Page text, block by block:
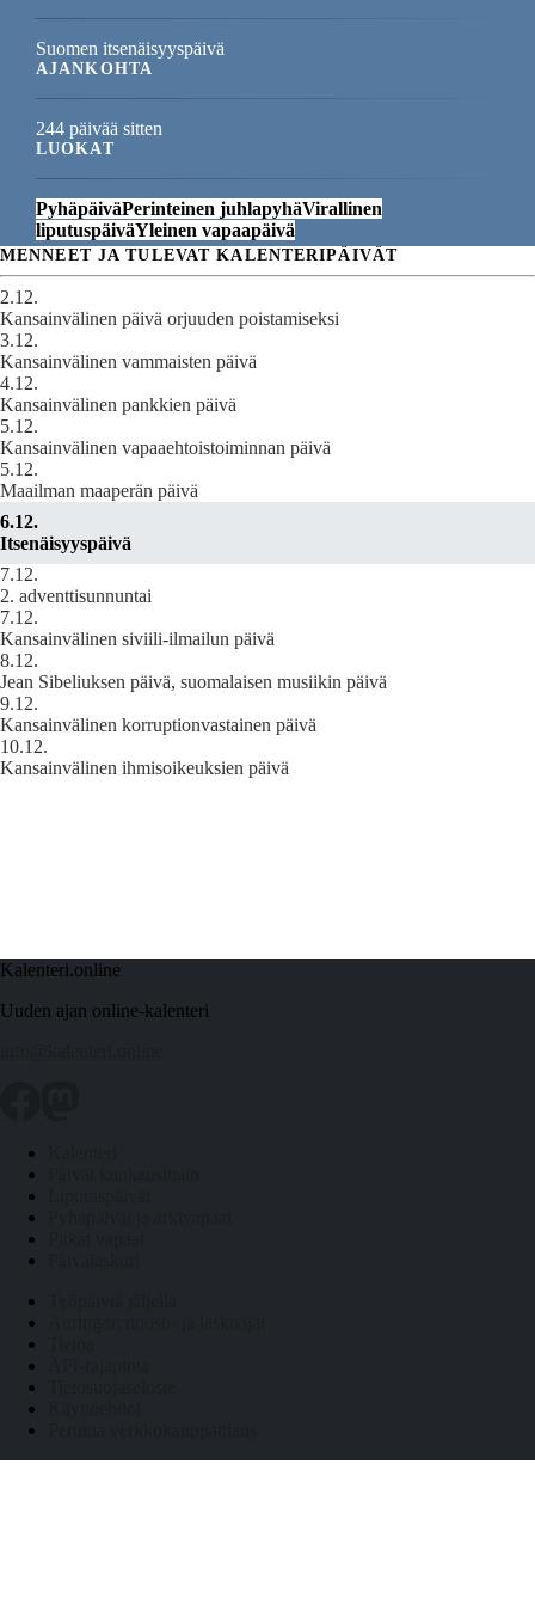
Suomen itsenäisyyspäivä
AJANKOHTA
244 päivää sitten
LUOKAT
PyhäpäiväPerinteinen juhlapyhäVirallinen
liputuspäiväYleinen vapaapäivä
MENNEET JA TULEVAT KALENTERIPÄIVÄT
2.12.
Kansainvälinen päivä orjuuden poistamiseksi
3.12.
Kansainvälinen vammaisten päivä
4.12.
Kansainvälinen pankkien päivä
5.12.
Kansainvälinen vapaaehtoistoiminnan päivä
5.12.
Maailman maaperän päivä
6.12.
Itsenäisyyspäivä
7.12.
2. adventtisunnuntai
7.12.
Kansainvälinen siviili-ilmailun päivä
8.12.
Jean Sibeliuksen päivä, suomalaisen musiikin päivä
9.12.
Kansainvälinen korruptionvastainen päivä
10.12.
Kansainvälinen ihmisoikeuksien päivä
Kalenteri.online
Uuden ajan online-kalenteri